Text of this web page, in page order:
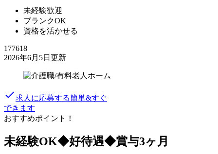
未経験歓迎
ブランクOK
資格を活かせる
177618
2026年6月5日更新
done求人に応募する簡単&すぐ
できます
おすすめポイント！
未経験OK◆好待遇◆賞与3ヶ月